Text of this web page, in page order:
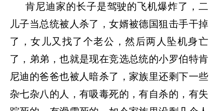
肯尼迪家的长子是驾驶的飞机爆炸了，二
儿子当总统被人杀了，女婿被德国狙击手干掉
了，女儿又找了个老公，然后两人坠机身亡
了，弟弟，也就是现在竞选总统的小罗伯特肯
尼迪的爸爸也被人暗杀了，家族里还剩下一些
杂七杂八的人，有吸毒死的，有自杀的，有失